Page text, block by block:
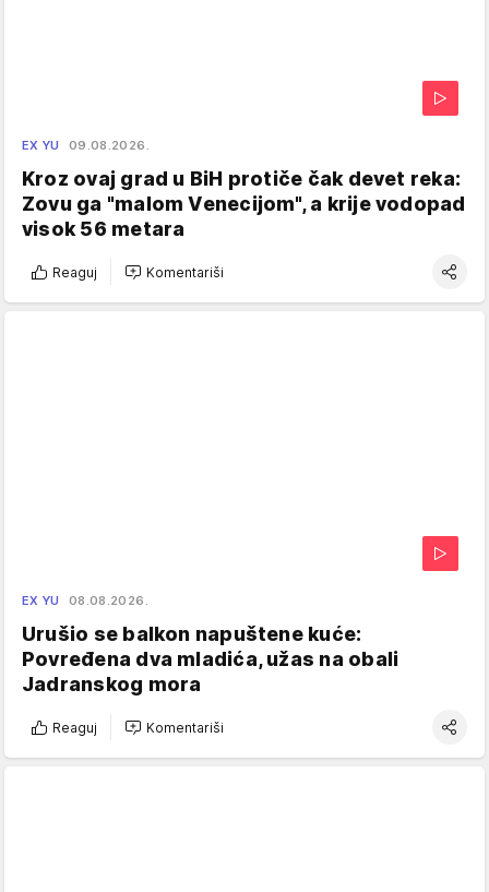
EX YU 09.08.2026.
Kroz ovaj grad u BiH protiče čak devet reka:
Zovu ga "malom Venecijom", a krije vodopad
visok 56 metara
Reaguj Komentariši
EX YU 08.08.2026.
Urušio se balkon napuštene kuće:
Povređena dva mladića, užas na obali
Jadranskog mora
Reaguj Komentariši